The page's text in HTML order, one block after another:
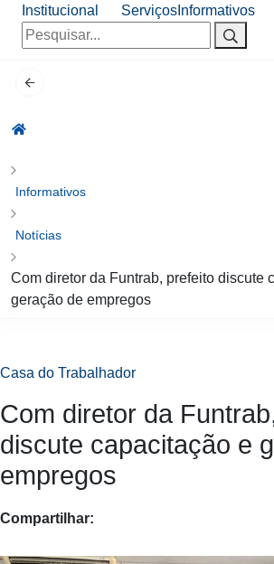
Institucional ServiçosInformativos
Fale Conosco
Pesquisar
por:
Informativos
Notícias
Com diretor da Funtrab, prefeito
Com diretor da
discute capacitação e
empregos